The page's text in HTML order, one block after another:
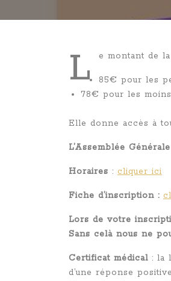
L e montant de
85€ pour les
78€ pour les
Elle donne accès à
L’Assemblée Générale
Horaires : cliquer ici
Fiche d’inscription :
Lors de votre
Sans celà nous ne
Certificat médical : la
d’une réponse